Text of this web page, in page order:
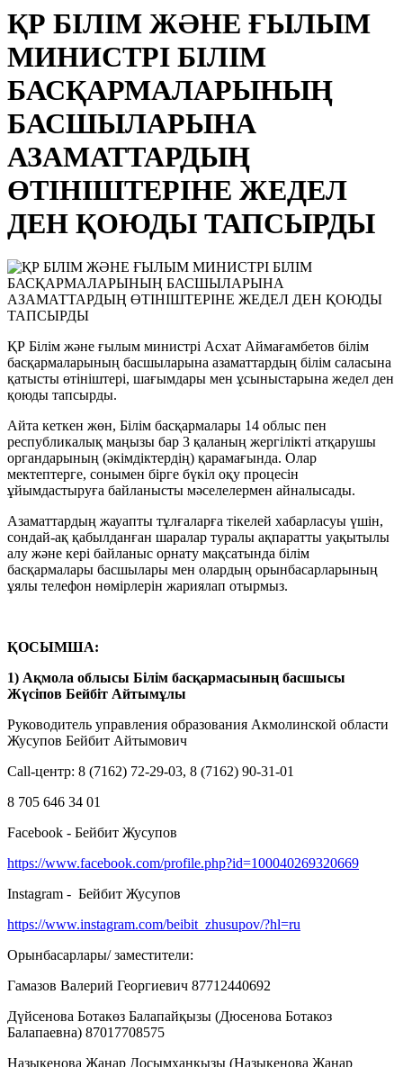
ҚР БІЛІМ ЖӘНЕ ҒЫЛЫМ
МИНИСТРІ БІЛІМ
БАСҚАРМАЛАРЫНЫҢ
БАСШЫЛАРЫНА
АЗАМАТТАРДЫҢ
ӨТІНІШТЕРІНЕ ЖЕДЕЛ
ДЕН ҚОЮДЫ ТАПСЫРДЫ
ҚР Білім және ғылым министрі Асхат Аймағамбетов білім
басқармаларының басшыларына азаматтардың білім саласына
қатысты өтініштері, шағымдары мен ұсыныстарына жедел ден
қоюды тапсырды.
Айта кеткен жөн, Білім басқармалары 14 облыс пен
республикалық маңызы бар 3 қаланың жергілікті атқарушы
органдарының (әкімдіктердің) қарамағында. Олар
мектептерге, сонымен бірге бүкіл оқу процесін
ұйымдастыруға байланысты мәселелермен айналысады.
Азаматтардың жауапты тұлғаларға тікелей хабарласуы үшін,
сондай-ақ қабылданған шаралар туралы ақпаратты уақытылы
алу және кері байланыс орнату мақсатында білім
басқармалары басшылары мен олардың орынбасарларының
ұялы телефон нөмірлерін жариялап отырмыз.
ҚОСЫМША:
1) Ақмола облысы Білім басқармасының басшысы
Жүсіпов Бейбіт Айтымұлы
Руководитель управления образования Акмолинской области
Жусупов Бейбит Айтымович
Call-центр: 8 (7162) 72-29-03, 8 (7162) 90-31-01
8 705 646 34 01
Facebook - Бейбит Жусупов
https://www.facebook.com/profile.php?id=100040269320669
Instagram - Бейбит Жусупов
https://www.instagram.com/beibit_zhusupov/?hl=ru
Орынбасарлары/ заместители:
Гамазов Валерий Георгиевич 87712440692
Дүйсенова Ботакөз Балапайқызы (Дюсенова Ботакоз
Балапаевна) 87017708575
Назыкенова Жанар Досымханқызы (Назыкенова Жанар